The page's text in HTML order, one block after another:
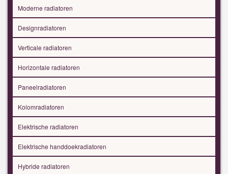
Moderne radiatoren
Designradiatoren
Verticale radiatoren
Horizontale radiatoren
Paneelradiatoren
Kolomradiatoren
Elektrische radiatoren
Elektrische handdoekradiatoren
Hybride radiatoren